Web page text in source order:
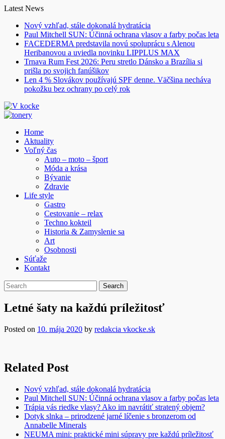
Skip
content
Latest News
Nový vzhľad, stále dokonalá hydratácia
Paul Mitchell SUN: Účinná ochrana vlasov a farby počas leta
FACEDERMA predstavila novú spoluprácu s Alenou
Heribanovou a uviedla novinku LIPPLUS MAX
Trnava Rum Fest 2026: Peru stretlo Dánsko a Brazília si
prišla po svojich fanúšikov
Len 4 % Slovákov používajú SPF denne. Väčšina necháva
pokožku bez ochrany po celý rok
Home
Aktuality
Voľný čas
Auto – moto – šport
Móda a krása
Bývanie
Zdravie
Life style
Gastro
Cestovanie – relax
Techno kokteil
Historia & Zamyslenie sa
Art
Osobnosti
Súťaže
Kontakt
Letné šaty na každú príležitosť
Posted on 10. mája 2020 by redakcia vkocke.sk
Related Post
Nový vzhľad, stále dokonalá hydratácia
Paul Mitchell SUN: Účinná ochrana vlasov a farby počas leta
Trápia vás riedke vlasy? Ako im navrátiť stratený objem?
Dotyk slnka – prirodzené jarné líčenie s bronzerom od
Annabelle Minerals
NEUMA mini: praktické mini súpravy pre každú príležitosť